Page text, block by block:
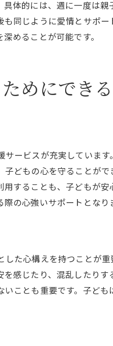
窓口の紹介
どもの未来
れる重要性
べき道
与える影響
活スタイルの提案
ための生活習慣
体的には、週に一度は
同じように愛情とサポ
めることが可能です。
めにでき
ービスが充実していま
どもの心を守ることが
することも、子どもが
の心強いサポートとなり
た心構えを持つことが
感じたり、混乱したり
ことも重要です。子ど